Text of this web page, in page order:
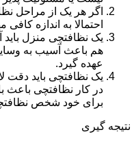
اگر هر یک از مراحل
احتمالا به اندازه کافی
یک نظافتچی منزل باید
هم باعث آسیب به
عهده گیرد.
یک نظافتچی باید دقت
در کار نظافتچی باعث
برای خود شخص
نتیجه گیری